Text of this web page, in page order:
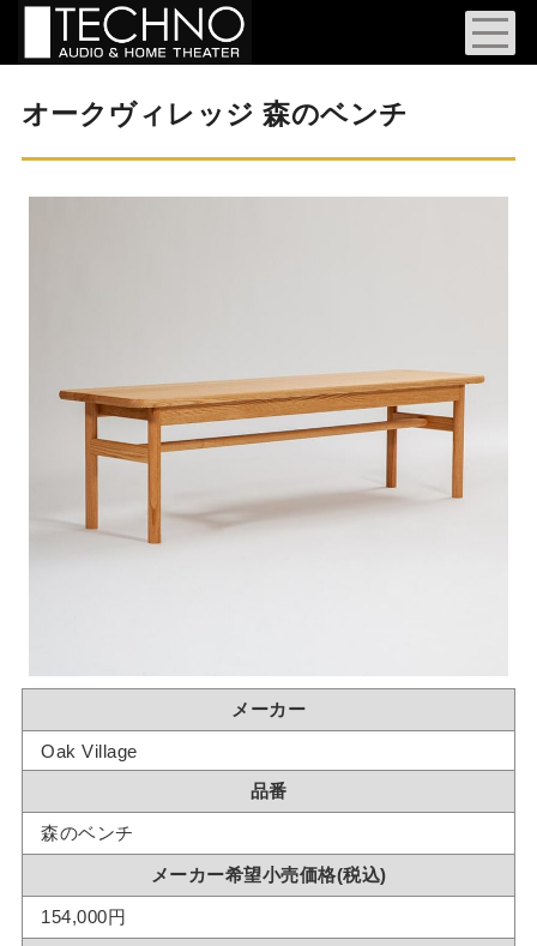
オークヴィレッジ 森のベンチ
メーカー
Oak Village
品番
森のベンチ
メーカー希望小売価格(税込)
154,000円